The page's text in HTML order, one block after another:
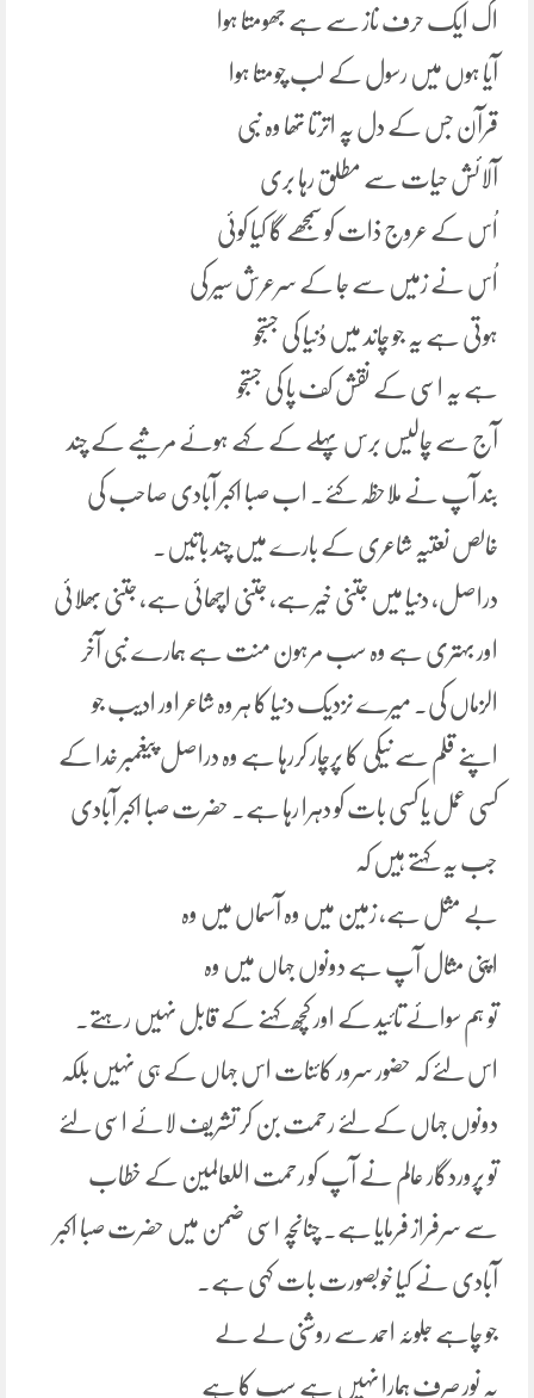
اک ایک حرف ناز سے ہے جھومتا ہوا
آیا ہوں میں رسول کے لب چومتا ہوا
قرآن جس کے دل پہ اترتا تھا وہ نبی
آلائش حیات سے مطلق رہا بری
اُس کے عروج ذات کو سمجھے گا کیا کوئی
اُس نے زمیں سے جا کے سرعرش سیر کی
ہوتی ہے یہ جو چاند میں دُنیا کی جستجو
ہے یہ اسی کے نقش کف پا کی جستجو
آج سے چالیس برس پہلے کے کہے ہوئے مرثیے کے چند
بند آپ نے ملاحظہ کئے۔ اب صبا اکبر آبادی صاحب کی
خالص نعتیہ شاعری کے بارے میں چند باتیں۔
دراصل، دنیا میں جتنی خیر ہے، جتنی اچھائی ہے، جتنی بھلائی
اور بہتری ہے وہ سب مرہون منت ہے ہمارے نبی آخر
الزماں کی۔ میرے نزدیک دنیا کا ہر وہ شاعر اور ادیب جو
اپنے قلم سے نیکی کا پرچار کررہا ہے وہ دراصل پیغمبر خدا کے
کسی عمل یا کسی بات کو دہرا رہا ہے۔ حضرت صبا اکبر آبادی
جب یہ کہتے ہیں کہ
بے مثل ہے، زمین میں وہ آسماں میں وہ
اپنی مثال آپ ہے دونوں جہاں میں وہ
تو ہم سوائے تائید کے اور کچھ کہنے کے قابل نہیں رہتے۔
اس لئے کہ حضور سرور کائنات اس جہاں کے ہی نہیں بلکہ
دونوں جہاں کے لئے رحمت بن کر تشریف لائے اسی لئے
تو پروردگار عالم نے آپ کو رحمت اللعالمین کے خطاب
سے سرفراز فرمایا ہے۔ چنانچہ اسی ضمن میں حضرت صبا اکبر
آبادی نے کیا خوبصورت بات کہی ہے۔
جو چاہے جلوئہ احمد سے روشنی لے لے
یہ نور صرف ہمارا نہیں ہے سب کا ہے